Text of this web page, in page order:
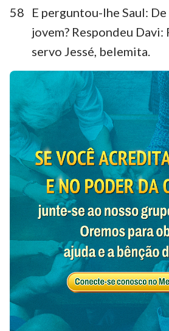
58
E perguntou-lhe Saul: De
jovem? Respondeu
servo Jessé, belemita.